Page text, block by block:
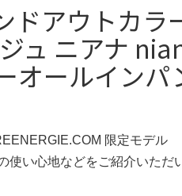
ドアウトカラ
ュ ニアナ
オールインパ
限定モデル
使い心地などをご紹介いただ